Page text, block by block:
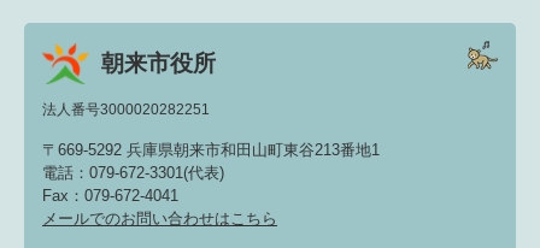
朝来市役所
法人番号3000020282251
〒669-5292 兵庫県朝来市和田山町東谷213番地1
電話：079-672-3301(代表)
Fax：079-672-4041
メールでのお問い合わせはこちら